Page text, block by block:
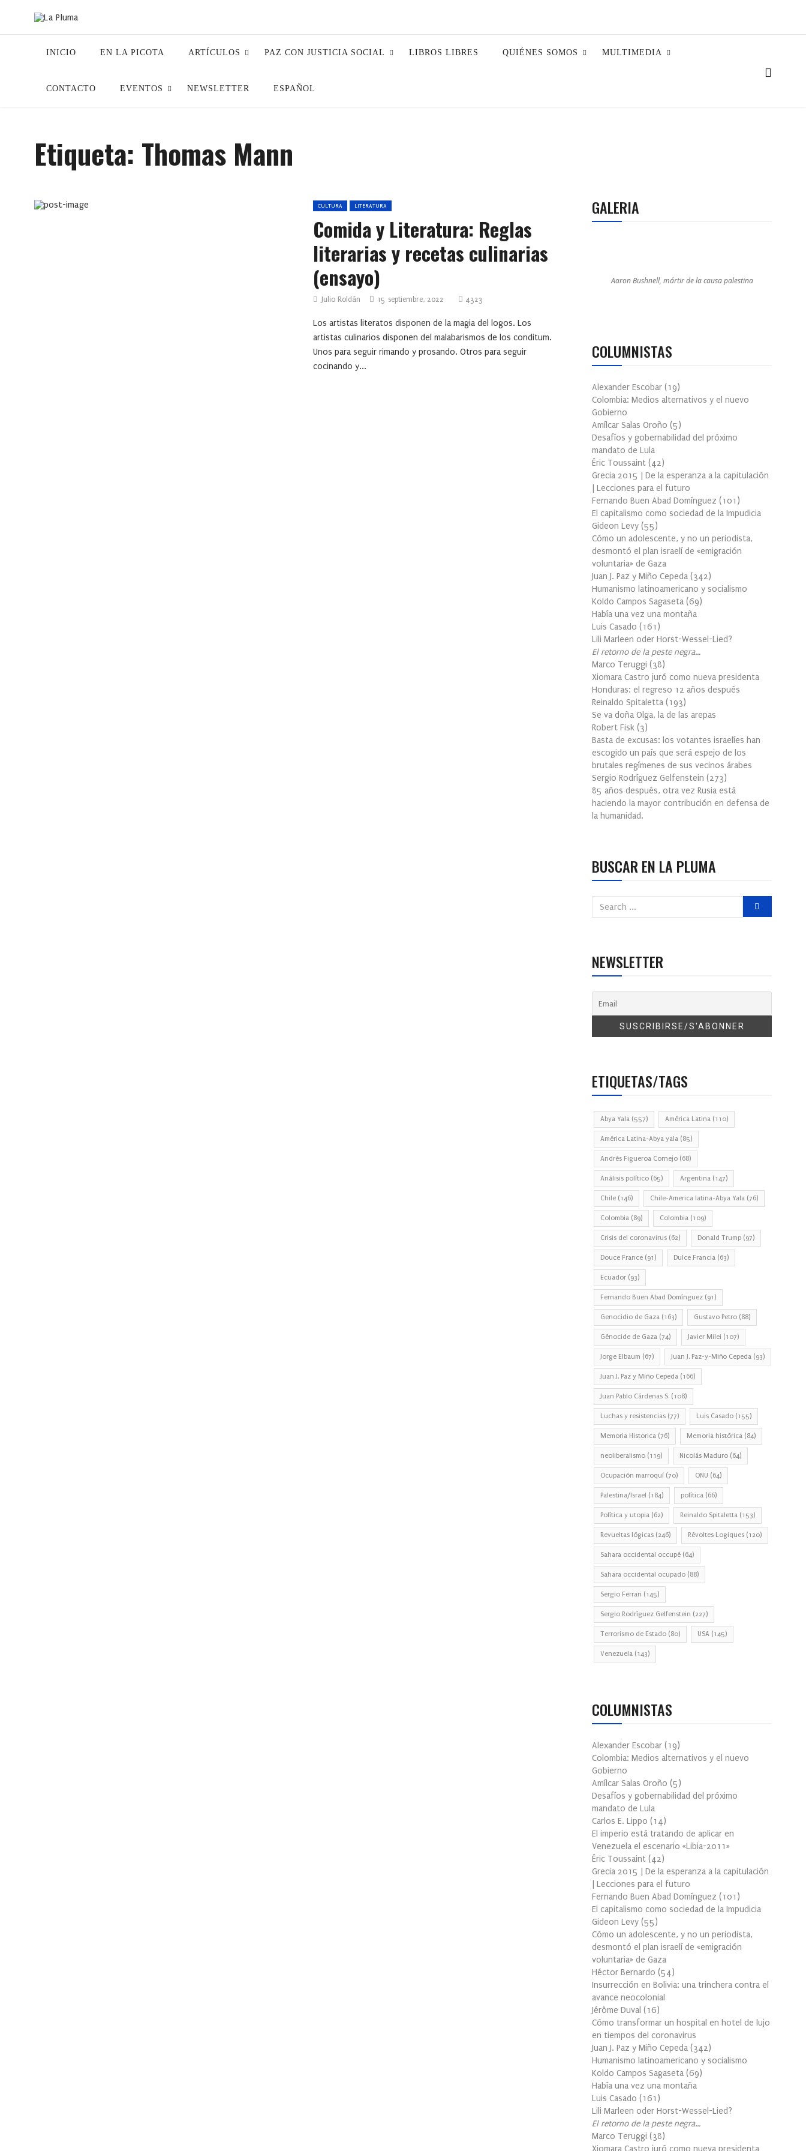
INICIO EN LA PICOTA ARTÍCULOS PAZ CON JUSTICIA SOCIAL LIBROS LIBRES QUIÉNES SOMOS MULTIMEDIA
CONTACTO EVENTOS NEWSLETTER ESPAÑOL
Etiqueta: Thomas Mann
CULTURA LITERATURA
Comida y Literatura: Reglas
literarias y recetas culinarias
(ensayo)
Julio Roldán 15 septiembre, 2022 4323
Los artistas literatos disponen de la magia del logos. Los
artistas culinarios disponen del malabarismos de los conditum.
Unos para seguir rimando y prosando. Otros para seguir
cocinando y...
GALERIA
Aaron Bushnell, mártir de la causa palestina
COLUMNISTAS
Alexander Escobar (19)
Colombia: Medios alternativos y el nuevo
Gobierno
Amílcar Salas Oroño (5)
Desafíos y gobernabilidad del próximo
mandato de Lula
Éric Toussaint (42)
Grecia 2015 | De la esperanza a la capitulación
| Lecciones para el futuro
Fernando Buen Abad Domínguez (101 )
El capitalismo como sociedad de la Impudicia
Gideon Levy (55)
Cómo un adolescente, y no un periodista,
desmontó el plan israelí de «emigración
voluntaria» de Gaza
Juan J. Paz y Miño Cepeda (342)
Humanismo latinoamericano y socialismo
Koldo Campos Sagaseta (69)
Había una vez una montaña
Luis Casado (161 )
Lili Marleen oder Horst-Wessel-Lied?
El retorno de la peste negra…
Marco Teruggi (38)
Xiomara Castro juró como nueva presidenta
Honduras: el regreso 12 años después
Reinaldo Spitaletta (193)
Se va doña Olga, la de las arepas
Robert Fisk (3)
Basta de excusas: los votantes israelíes han
escogido un país que será espejo de los
brutales regímenes de sus vecinos árabes
Sergio Rodríguez Gelfenstein (273)
85 años después, otra vez Rusia está
haciendo la mayor contribución en defensa de
la humanidad.
BUSCAR EN LA PLUMA
NEWSLETTER
ETIQUETAS/TAGS
Abya Yala (557) América Latina (110)
América Latina-Abya yala (85)
Andrés Figueroa Cornejo (68)
Análisis político (65) Argentina (147)
Chile (146) Chile-America latina-Abya Yala (76)
Colombia (89) Colombia (109)
Crisis del coronavirus (62) Donald Trump (97)
Douce France (91) Dulce Francia (63)
Ecuador (93)
Fernando Buen Abad Domínguez (91)
Genocidio de Gaza (163) Gustavo Petro (88)
Génocide de Gaza (74) Javier Milei (107)
Jorge Elbaum (67) Juan J. Paz-y-Miño Cepeda (93)
Juan J. Paz y Miño Cepeda (166)
Juan Pablo Cárdenas S. (108)
Luchas y resistencias (77) Luis Casado (155)
Memoria Historica (76) Memoria histórica (84)
neoliberalismo (119) Nicolás Maduro (64)
Ocupación marroquí (70) ONU (64)
Palestina/Israel (184) política (66)
Política y utopia (62) Reinaldo Spitaletta (153)
Revueltas lógicas (246) Révoltes Logiques (120)
Sahara occidental occupé (64)
Sahara occidental ocupado (88)
Sergio Ferrari (145)
Sergio Rodríguez Gelfenstein (227)
Terrorismo de Estado (80) USA (145)
Venezuela (143)
COLUMNISTAS
Alexander Escobar (19)
Colombia: Medios alternativos y el nuevo
Gobierno
Amílcar Salas Oroño (5)
Desafíos y gobernabilidad del próximo
mandato de Lula
Carlos E. Lippo (14)
El imperio está tratando de aplicar en
Venezuela el escenario «Libia-2011»
Éric Toussaint (42)
Grecia 2015 | De la esperanza a la capitulación
| Lecciones para el futuro
Fernando Buen Abad Domínguez (101 )
El capitalismo como sociedad de la Impudicia
Gideon Levy (55)
Cómo un adolescente, y no un periodista,
desmontó el plan israelí de «emigración
voluntaria» de Gaza
Héctor Bernardo (54)
Insurrección en Bolivia: una trinchera contra el
avance neocolonial
Jérôme Duval (16)
Cómo transformar un hospital en hotel de lujo
en tiempos del coronavirus
Juan J. Paz y Miño Cepeda (342)
Humanismo latinoamericano y socialismo
Koldo Campos Sagaseta (69)
Había una vez una montaña
Luis Casado (161 )
Lili Marleen oder Horst-Wessel-Lied?
El retorno de la peste negra…
Marco Teruggi (38)